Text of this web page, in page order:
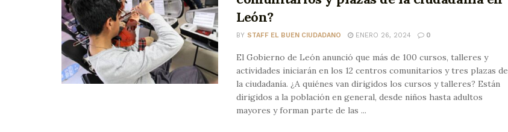
León?
BY STAFF EL BUEN CIUDADANO ENERO 26, 2024 0
El Gobierno de León anunció que más de 100 cursos, talleres y
actividades iniciarán en los 12 centros comunitarios y tres plazas de
la ciudadanía. ¿A quiénes van dirigidos los cursos y talleres? Están
dirigidos a la población en general, desde niños hasta adultos
mayores y forman parte de las ...